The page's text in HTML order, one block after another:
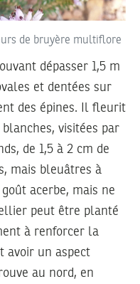
de bruyère multiflore
dépasser 1,5 m
et dentées sur
des épines. Il fleurit
visitées par
de 1,5 à 2 cm de
mais bleuâtres à
acerbe, mais ne
peut être planté
à renforcer la
avoir un aspect
au nord, en